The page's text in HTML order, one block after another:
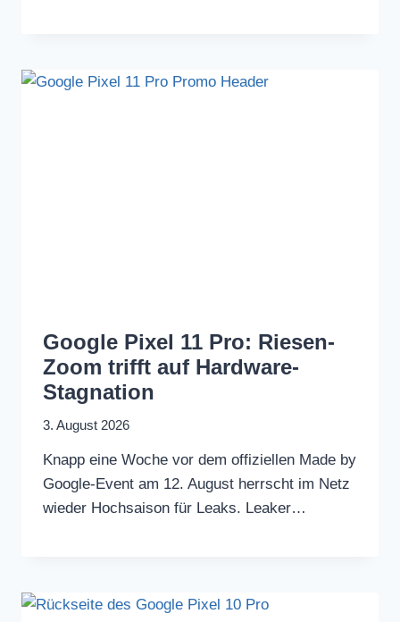
Google Pixel 11 Pro: Riesen-
Zoom trifft auf Hardware-
Stagnation
3. August 2026
Knapp eine Woche vor dem offiziellen Made by
Google-Event am 12. August herrscht im Netz
wieder Hochsaison für Leaks. Leaker…